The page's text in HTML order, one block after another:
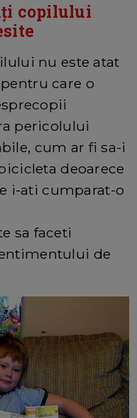
copilului
nu este atat
care o
pericolului
cum ar fi sa-i
deoarece
i-ati cumparat-o
sa faceti
de